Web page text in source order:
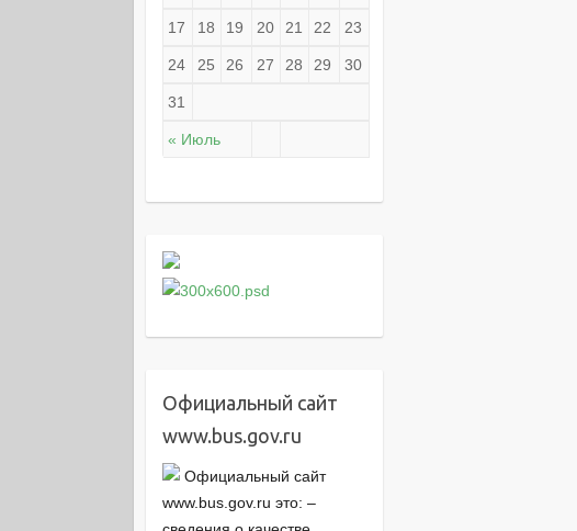
« Июль
17 18 19 20 21 22 23
24 25 26 27 28 29 30
31
Официальный сайт
www.bus.gov.ru
Официальный сайт
www.bus.gov.ru это: –